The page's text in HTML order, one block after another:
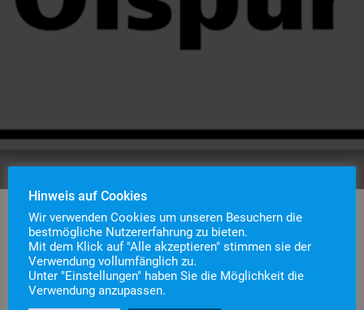
Einsatznummer
41
Einsatzstichwort
ABC1 – Ölspur
Einsatzort
Hinweis auf Cookies
Wir verwenden Cookies um unseren Besuchern die
bestmögliche Nutzererfahrung zu bieten.
Mit dem Klick auf "Alle akzeptieren" stimmen sie der
Verwendung vollumfänglich zu.
Unter "Einstellungen" haben Sie die Möglichkeit die
Verwendung anzupassen.